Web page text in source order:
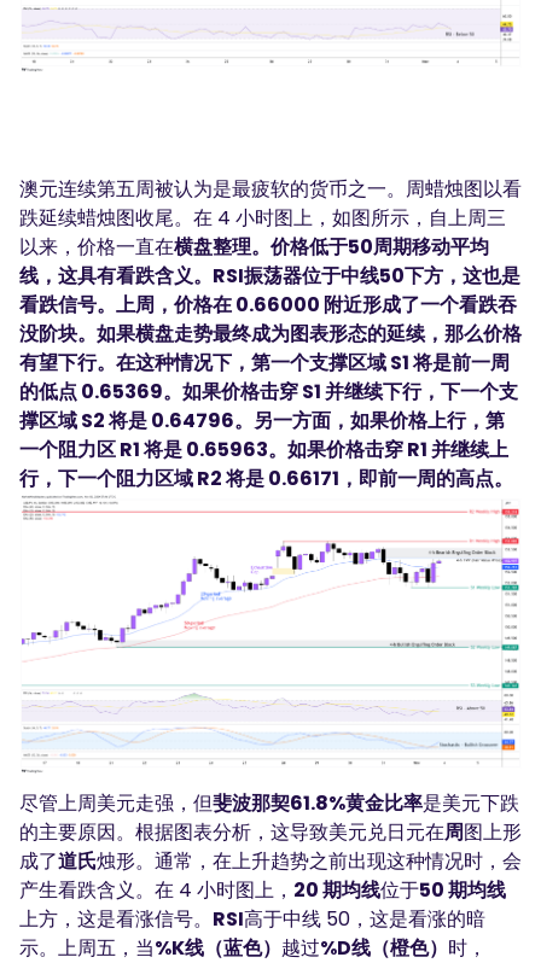
澳元连续第五周被认为是最疲软的货币之一。周蜡烛图以看
跌延续蜡烛图收尾。在 4 小时图上，如图所示，自上周三
以来，价格一直在横盘整理。价格低于50周期移动平均
线，这具有看跌含义。RSI振荡器位于中线50下方，这也是
看跌信号。上周，价格在 0.66000 附近形成了一个看跌吞
没阶块。如果横盘走势最终成为图表形态的延续，那么价格
有望下行。在这种情况下，第一个支撑区域 S1 将是前一周
的低点 0.65369。如果价格击穿 S1 并继续下行，下一个支
撑区域 S2 将是 0.64796。另一方面，如果价格上行，第
一个阻力区 R1 将是 0.65963。如果价格击穿 R1 并继续上
行，下一个阻力区域 R2 将是 0.66171，即前一周的高点。
尽管上周美元走强，但斐波那契61.8%黄金比率是美元下跌
的主要原因。根据图表分析，这导致美元兑日元在周图上形
成了道氏烛形。通常，在上升趋势之前出现这种情况时，会
产生看跌含义。在 4 小时图上， 20 期均线位于50 期均线
上方，这是看涨信号。 RSI高于中线 50，这是看涨的暗
示。上周五，当%K线（蓝色） 越过%D线（橙色） 时，